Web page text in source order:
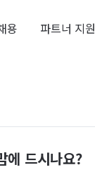
용 파트너 지원
에 드시나요?